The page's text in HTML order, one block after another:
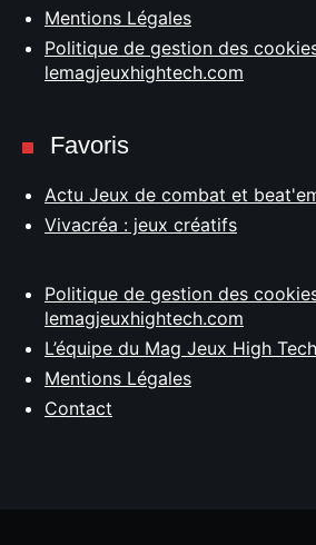
Mentions Légales
Politique de gestion des
lemagjeuxhightech.com
Favoris
Actu Jeux de combat et
Vivacréa : jeux créatifs
Politique de gestion des
lemagjeuxhightech.com
L’équipe du Mag Jeux High Tech
Mentions Légales
Contact